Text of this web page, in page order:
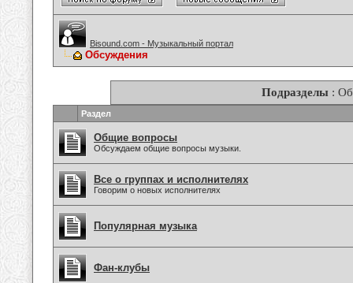
Bisound.com - Музыкальный портал
Обсуждения
Подразделы :
Раздел
Общие вопросы
Обсуждаем общие вопросы музыки.
Все о группах и исполнителях
Говорим о новых исполнителях
Популярная музыка
Фан-клубы